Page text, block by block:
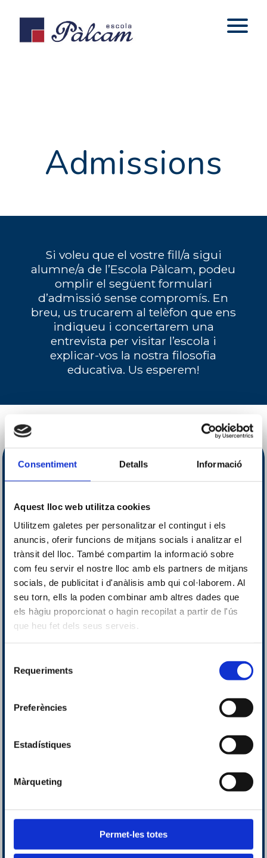
Consentiment Detalls Informació
Aquest lloc web utilitza cookies
Utilitzem galetes per personalitzar el contingut i els
anuncis, oferir funcions de mitjans socials i analitzar el
trànsit del lloc. També compartim la informació sobre
com feu servir el nostre lloc amb els partners de mitjans
socials, de publicitat i d'anàlisis amb qui col·laborem. Al
seu torn, ells la poden combinar amb altres dades que
els hàgiu proporcionat o hagin recopilat a partir de l'ús
que heu fet dels seus serveis.
Requeriments
Preferències
Estadístiques
Màrqueting
Permet-les totes
Admissions
Si voleu que el vostre fill/a sigui
alumne/a de l’Escola Pàlcam, podeu
omplir el següent formulari
d’admissió sense compromís. En
breu, us trucarem al telèfon que ens
indiqueu i concertarem una
entrevista per visitar l’escola i
explicar-vos la nostra filosofia
educativa. Us esperem!